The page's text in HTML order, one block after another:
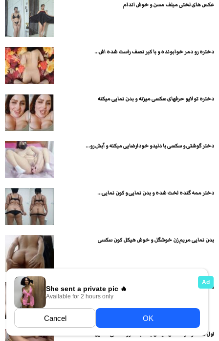
عکس های لختی میلف مسن و خوش اندام
دختره رو دمر خوابونده و با کیر نصف راست شده اش...
دختره تو لایو حرفهای سکسی میزنه و بدن نمایی میکنه
دختر گوشتی و سکسی با دلیدو خودارضایی میکنه و آبش رو...
دختر ممه گنده لخت شده و بدن نمایی و کون نمایی...
بدن نمایی مریم زن خوشگل و خوش هیکل کون سکسی
دختره رو اول به صورت لنگ در هوا میکنه بعد به...
اول لنگ در هوا سکس میکنن بعد به صورت داگی استایل